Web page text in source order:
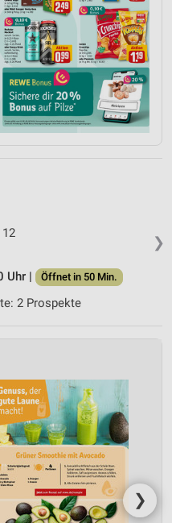
❯
Uhr |
Öffnet in 50 Min.
2 Prospekte
❯